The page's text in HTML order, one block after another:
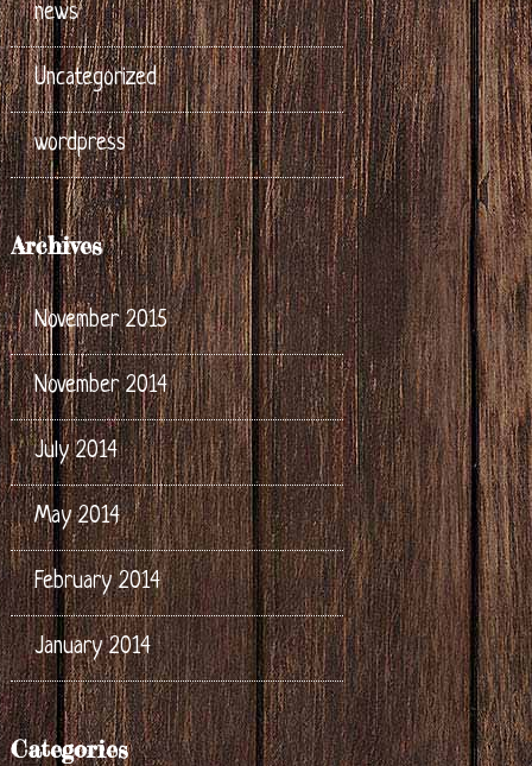
news
Uncategorized
wordpress
Archives
November 2015
November 2014
July 2014
May 2014
February 2014
January 2014
Categories